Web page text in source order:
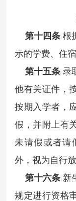
第十四条根
示的学费、住
第十五条录
他有关证件，
按期入学者，
假，并附上有
未请假或者请
外，视为自行
第十六条 新
规定进行资格